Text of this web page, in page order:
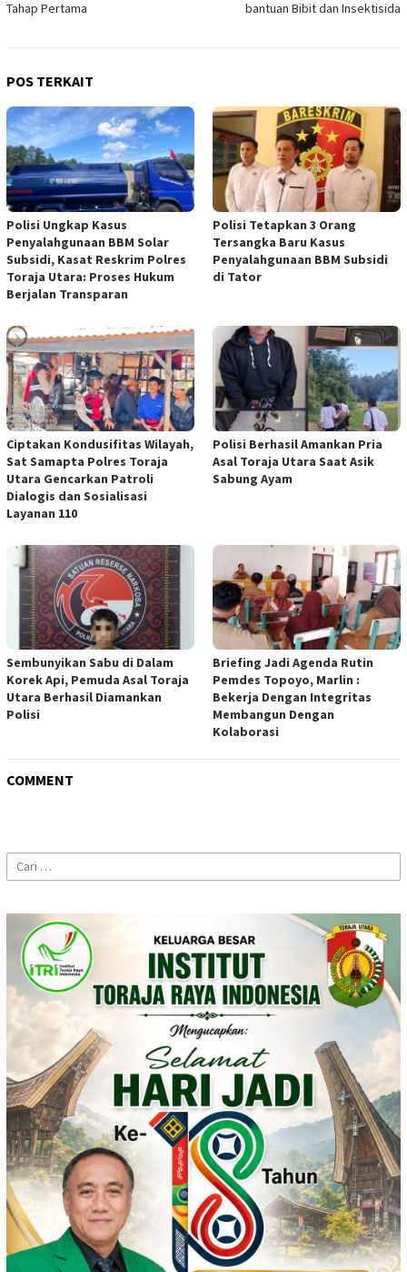
Tahap Pertama bantuan Bibit dan Insektisida
POS TERKAIT
Polisi Ungkap Kasus
Penyalahgunaan BBM Solar
Subsidi, Kasat Reskrim Polres
Toraja Utara: Proses Hukum
Berjalan Transparan
Polisi Tetapkan 3 Orang
Tersangka Baru Kasus
Penyalahgunaan BBM Subsidi
di Tator
Ciptakan Kondusifitas Wilayah,
Sat Samapta Polres Toraja
Utara Gencarkan Patroli
Dialogis dan Sosialisasi
Layanan 110
Polisi Berhasil Amankan Pria
Asal Toraja Utara Saat Asik
Sabung Ayam
Sembunyikan Sabu di Dalam
Korek Api, Pemuda Asal Toraja
Utara Berhasil Diamankan
Polisi
Briefing Jadi Agenda Rutin
Pemdes Topoyo, Marlin :
Bekerja Dengan Integritas
Membangun Dengan
Kolaborasi
COMMENT
Cari
untuk: